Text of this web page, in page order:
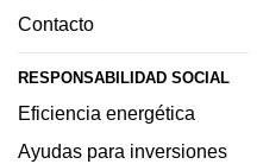
Contacto
RESPONSABILIDAD SOCIAL
Eficiencia energética
Ayudas para inversiones